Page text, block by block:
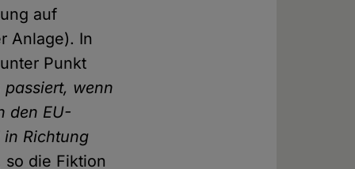
auf
Anlage). In
Punkt
passiert, wenn
den EU-
Richtung
so die Fiktion